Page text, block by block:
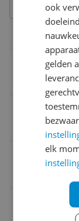
Anders
Leeftijd
6-12 jaar
ook
gelden
elk